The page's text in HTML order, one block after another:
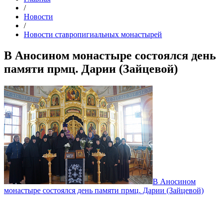
/
Новости
/
Новости ставропигиальных монастырей
В Аносином монастыре состоялся день
памяти прмц. Дарии (Зайцевой)
В Аносином
монастыре состоялся день памяти прмц. Дарии (Зайцевой)